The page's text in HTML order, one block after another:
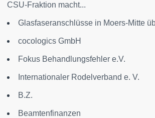
CSU-Fraktion macht...
Glasfaseranschlüsse in Moers-Mitte
cocologics GmbH
Fokus Behandlungsfehler e.V.
Internationaler Rodelverband e. V.
B.Z.
Beamtenfinanzen